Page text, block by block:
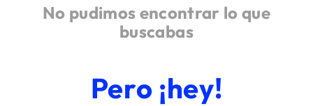
No pudimos encontrar lo que
buscabas
Pero ¡hey!